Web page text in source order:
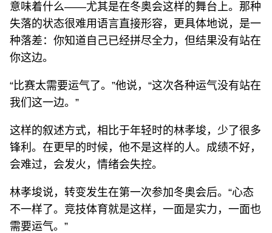
意味着什么——尤其是在冬奥会这样的舞台上。那种
失落的状态很难用语言直接形容，更具体地说，是一
种落差：你知道自己已经拼尽全力，但结果没有站在
你这边。
“比赛太需要运气了。”他说，“这次各种运气没有站在
我们这一边。”
这样的叙述方式，相比于年轻时的林孝埈，少了很多
锋利。在更早的时候，他不是这样的人。成绩不好，
会难过，会发火，情绪会失控。
林孝埈说，转变发生在第一次参加冬奥会后。“心态
不一样了。竞技体育就是这样，一面是实力，一面也
需要运气。”